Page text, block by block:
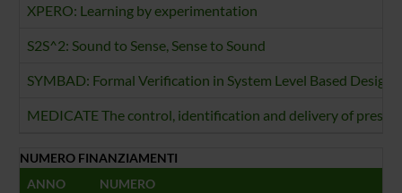
XPERO: Learning by experimentation
S2S^2: Sound to Sense, Sense to Sound
SYMBAD: Formal Verification in System Level Based Design
MEDICATE The control, identification and delivery of
NUMERO FINANZIAMENTI
ANNO
NUMERO